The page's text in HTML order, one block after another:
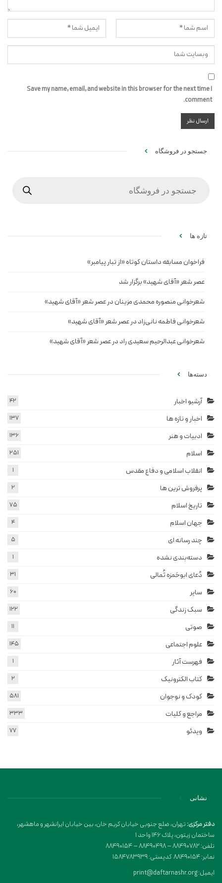
Save my name, email, and website in this browser for the next time I
comment.
جستجو در فروشگاه
تازه ها
فراخوان مسابقه داستان کوتاه «از تبار پیامبر»
عصر شعر «آقای شهید» برگزار شد
شعرخوانی منصوره محمدی مزینان در عصر شعر «آقای شهید»
شعرخوانی فاطمه نانی‌زاد در عصر شعر «آقای شهید»
شعرخوانی عبدالرحیم سعیدی راد در عصر شعر «آقای شهید»
دسته‌ها
آرشیو اخبار 42
اخبار و تازه ها 137
ادبیات و هنر 136
اسلام 251
انقلاب اسلامی و دفاع مقدس 1
پرفروش ترین ها 2
تاریخ اسلام 75
جهان اسلام 4
چند رسانه ای 5
دسته‌بندی نشده 1
دُعای ابوحَمزه ثُمالی 31
سایر 60
سبک زندگی 122
صوتی 11
علوم اجتماعی 145
فهرست آثار 1
کتاب الکترونیک 2
کودک و نوجوان 581
مراجع و کلیات 333
ویدئو 77
نشانی
دفتر مرکزی:تهران، ضلع جنوبی خیابان کریم خان، بین خیابان ایرانشهر و ماهشهر،
ساختمان زیتون، پلاک 146 واحد 1
تلفن: 88490782 – 88490498 – 88490154
نمابر: 88490154 کدپستی: 1584783939
ایمیل: print@daftarnashr.org